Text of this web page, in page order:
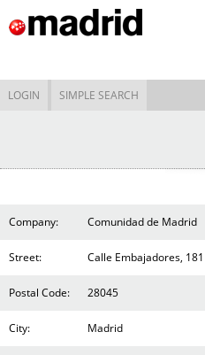
LOGIN SIMPLE SEARCH
Company: Comunidad de Madrid
Street: Calle Embajadores, 181
Postal Code: 28045
City: Madrid